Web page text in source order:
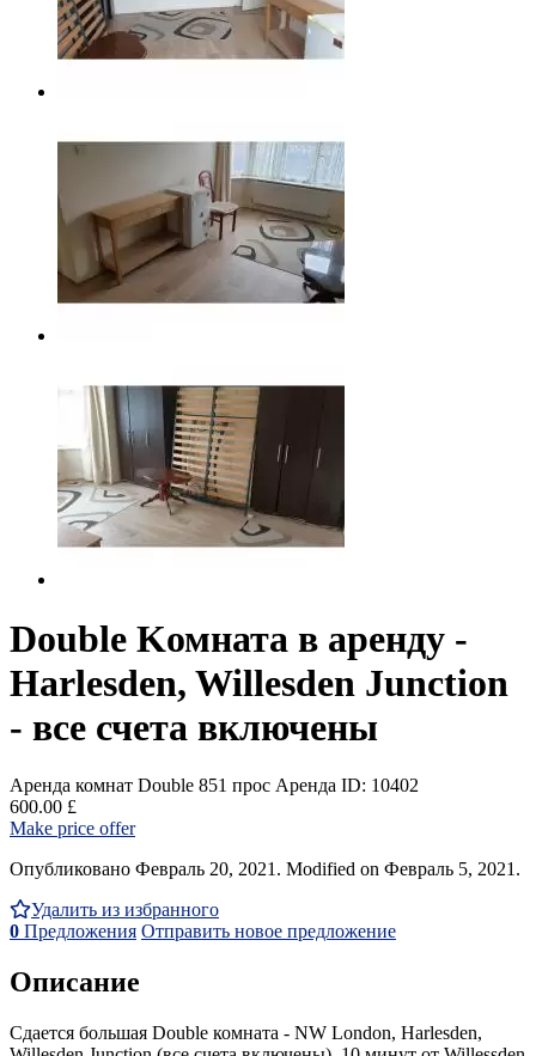
Double Kомната в аренду -
Harlesden, Willesden Junction
- все счета включены
Аренда комнат Double 851 прос Аренда ID: 10402
600.00 £
Make price offer
Опубликовано Февраль 20, 2021. Modified on Февраль 5, 2021.
Удалить из избранного
0 Предложения Отправить новое предложение
Описание
Сдается большая Double комната - NW London, Harlesden,